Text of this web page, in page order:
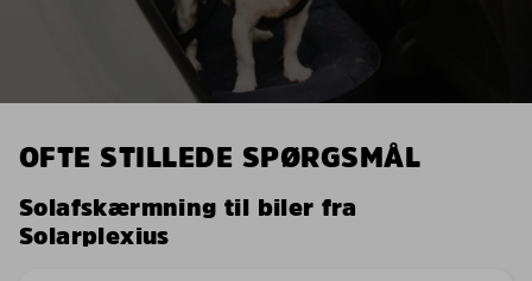
OFTE STILLEDE SPØRGSMÅL
Solafskærmning til biler fra
Solarplexius